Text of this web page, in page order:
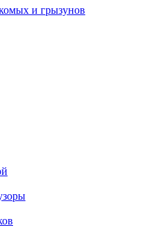
и грызунов